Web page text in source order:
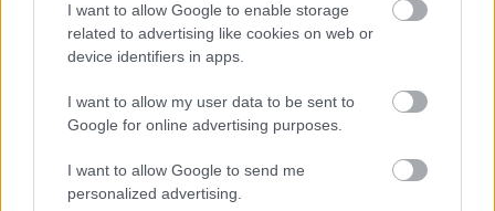
I want to allow Google to enable storage
related to advertising like cookies on web or
device identifiers in apps.
I want to allow my user data to be sent to
Google for online advertising purposes.
I want to allow Google to send me
personalized advertising.
Ajánlott bejegyzések:
Kistotál: Filmreform és unortodox
vetítésélmények